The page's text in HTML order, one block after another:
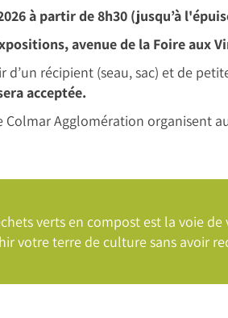
à partir de 8h30 (jusqu’à
avenue de la Foire aux
d’un récipient (seau, sac) et de
acceptée.
Colmar Agglomération organisent
verts en compost est la voie
votre terre de culture sans avoir